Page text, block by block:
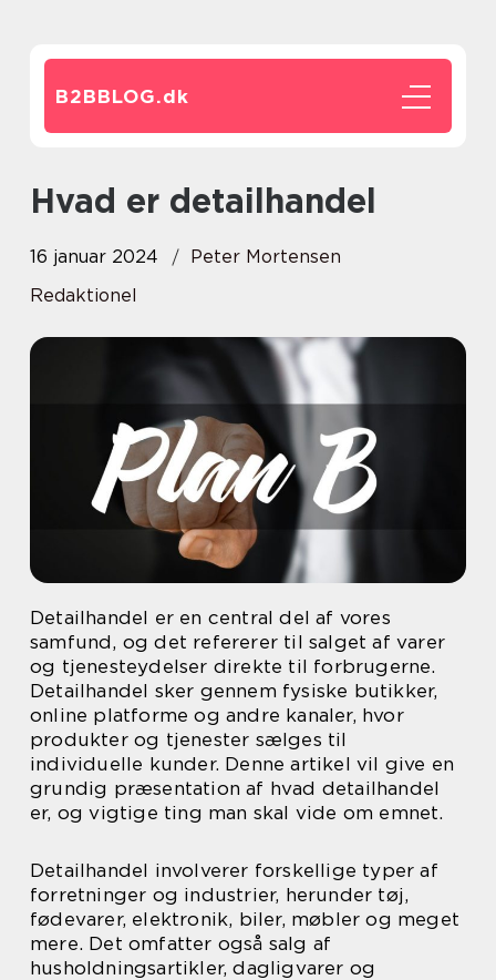
B2BBLOG.dk
Hvad er detailhandel
16 januar 2024
Peter Mortensen
Redaktionel
Detailhandel er en central del af vores
samfund, og det refererer til salget af varer
og tjenesteydelser direkte til forbrugerne.
Detailhandel sker gennem fysiske butikker,
online platforme og andre kanaler, hvor
produkter og tjenester sælges til
individuelle kunder. Denne artikel vil give en
grundig præsentation af hvad detailhandel
er, og vigtige ting man skal vide om emnet.
Detailhandel involverer forskellige typer af
forretninger og industrier, herunder tøj,
fødevarer, elektronik, biler, møbler og meget
mere. Det omfatter også salg af
husholdningsartikler, dagligvarer og